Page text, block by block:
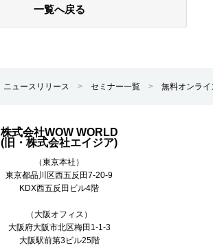
一覧へ戻る
ニュースリリース > セミナー一覧 > 無料オンラ
株式会社WOW WORLD
(旧・株式会社エイジア)
（東京本社）
東京都品川区西五反田7-20-9
KDX西五反田ビル4階
（大阪オフィス）
大阪府大阪市北区梅田1-1-3
大阪駅前第3ビル25階